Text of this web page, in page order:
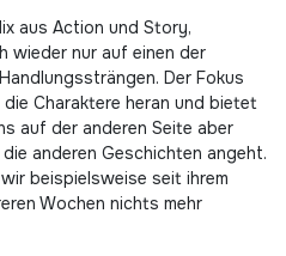
aus Action und Story,
wieder nur auf einen der
Der Fokus
Charaktere heran und bietet
auf der anderen Seite aber
anderen Geschichten angeht.
beispielsweise seit ihrem
Wochen nichts mehr